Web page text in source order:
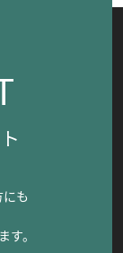
も
。